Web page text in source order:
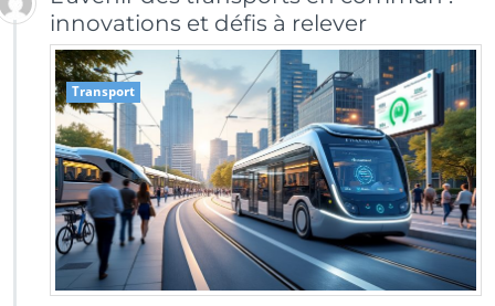
innovations et défis à relever
Transport